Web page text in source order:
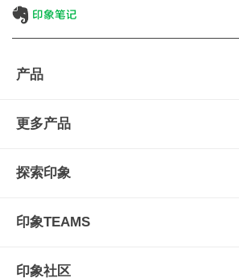
产品
会员权益
印象笔记·剪藏
更多产品
印象图记
墨笔
扫描宝
收藏家
探索印象
用户故事
视频教程
印象TEAMS
申请试用
印象社区